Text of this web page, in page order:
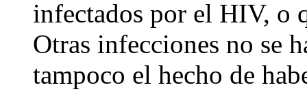
infectados por el HIV, o
Otras infecciones no se
tampoco el hecho de